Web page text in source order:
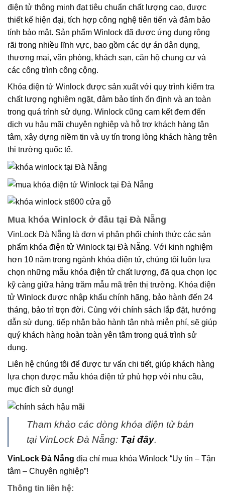
điện tử thông minh đạt tiêu chuẩn chất lượng cao, được
thiết kế hiện đại, tích hợp công nghệ tiên tiến và đảm bảo
tính bảo mật. Sản phẩm Winlock đã được ứng dụng rộng
rãi trong nhiều lĩnh vực, bao gồm các dự án dân dụng,
thương mại, văn phòng, khách sạn, căn hộ chung cư và
các công trình công cộng.
Khóa điện tử Winlock được sản xuất với quy trình kiểm tra
chất lượng nghiêm ngặt, đảm bảo tính ổn định và an toàn
trong quá trình sử dụng. Winlock cũng cam kết đem đến
dịch vụ hậu mãi chuyên nghiệp và hỗ trợ khách hàng tận
tâm, xây dựng niềm tin và uy tín trong lòng khách hàng trên
thị trường quốc tế.
Mua khóa Winlock ở đâu tại Đà Nẵng
VinLock Đà Nẵng là đơn vị phân phối chính thức các sản
phẩm khóa điện tử Winlock tại Đà Nẵng. Với kinh nghiệm
hơn 10 năm trong ngành khóa điện tử, chúng tôi luôn lựa
chọn những mẫu khóa điện tử chất lượng, đã qua chọn lọc
kỹ càng giữa hàng trăm mẫu mã trên thị trường. Khóa điện
tử Winlock được nhập khẩu chính hãng, bảo hành đến 24
tháng, bảo trì trọn đời. Cùng với chính sách lắp đặt, hướng
dẫn sử dụng, tiếp nhận bảo hành tận nhà miễn phí, sẽ giúp
quý khách hàng hoàn toàn yên tâm trong quá trình sử
dụng.
Liên hệ chúng tôi để được tư vấn chi tiết, giúp khách hàng
lựa chọn được mẫu khóa điện tử phù hợp với nhu cầu,
mục đích sử dụng!
Tham khảo các dòng khóa điện tử bán
tại VinLock Đà Nẵng: Tại đây.
VinLock Đà Nẵng địa chỉ mua khóa Winlock “Uy tín – Tận
tâm – Chuyên nghiệp”!
Thông tin liên hệ: